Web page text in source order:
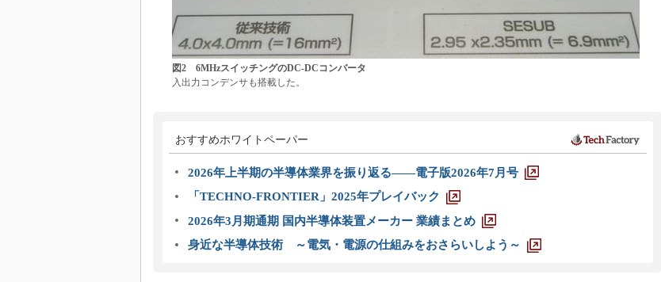
図2 6MHzスイッチングのDC-DCコンバータ
入出力コンデンサも搭載した。
おすすめホワイトペーパー
2026年上半期の半導体業界を振り返る――電子版2026年7月号
「TECHNO-FRONTIER」2025年プレイバック
2026年3月期通期 国内半導体装置メーカー 業績まとめ
身近な半導体技術 ～電気・電源の仕組みをおさらいしよう～